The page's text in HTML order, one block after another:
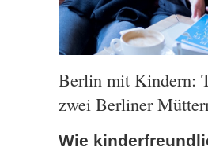
Berlin mit Kindern:
zwei Berliner
Wie